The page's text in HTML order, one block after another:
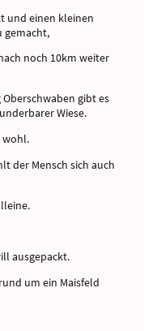
und einen kleinen
gemacht,
noch 10km weiter
gibt es
Wiese.
wohl.
der Mensch sich auch
ausgepackt.
um ein Maisfeld